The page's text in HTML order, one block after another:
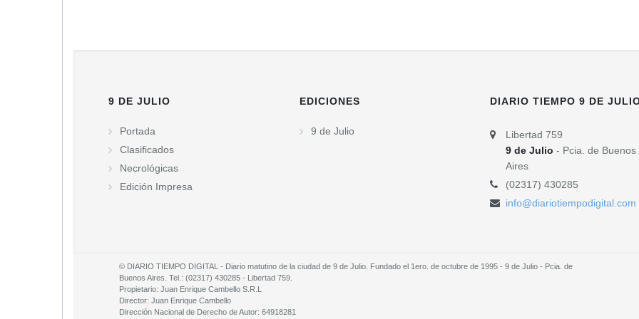
9 DE JULIO
Portada
Clasificados
Necrológicas
Edición Impresa
EDICIONES
9 de Julio
DIARIO TIEMPO 9 DE
Libertad 759
9 de Julio - Pcia. de Buenos
Aires
(02317) 430285
info@diariotiempodigital.com
© DIARIO TIEMPO DIGITAL - Diario matutino de la ciudad de 9 de Julio. Fundado el 1ero. de octubre de 1995 - 9 de Julio - Pcia. de
Buenos Aires. Tel.: (02317) 430285 - Libertad 759.
Propietario: Juan Enrique Cambello S.R.L
Director: Juan Enrique Cambello
Dirección Nacional de Derecho de Autor: 64918281